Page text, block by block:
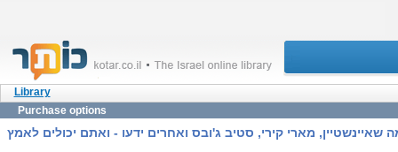
Library
Purchase options
מארי קירי, סטיב ג'ובס ואחרים ידעו - ואתם יכולים לאמץ